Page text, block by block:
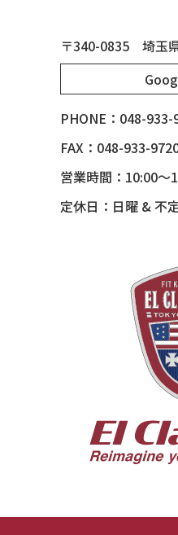
51 MERCURY *ART
53 CHEVY BEL-AIR
55 BUICK ROADMASTER
55 CHEVY HANDYMAN
56 BUICK SPECIAL * 565 *
56 CHEVY BEL-AIR *
56 CHEVY BEL-AIR
57 CHEVY BEL-AIR
57 CHEVY NOMAD *ACID
〒340-0835 埼玉
PHONE：048-933-
FAX：048-933-
営業時間：10:00～
定休日：日曜 & 不